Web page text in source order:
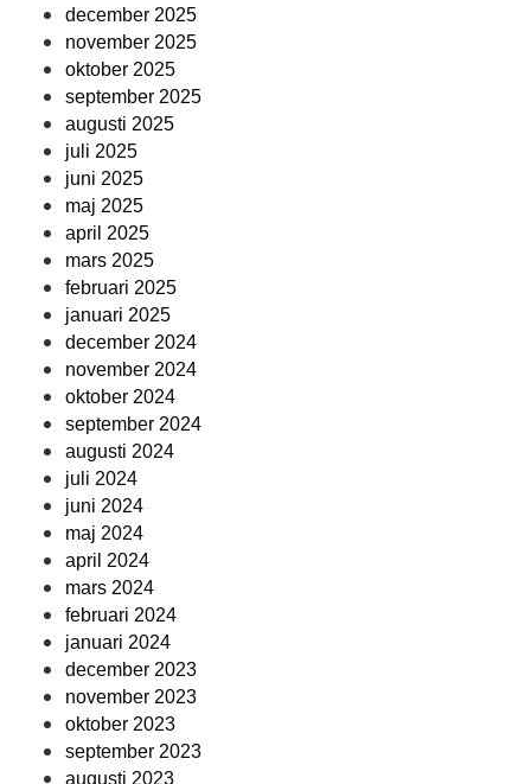
december 2025
november 2025
oktober 2025
september 2025
augusti 2025
juli 2025
juni 2025
maj 2025
april 2025
mars 2025
februari 2025
januari 2025
december 2024
november 2024
oktober 2024
september 2024
augusti 2024
juli 2024
juni 2024
maj 2024
april 2024
mars 2024
februari 2024
januari 2024
december 2023
november 2023
oktober 2023
september 2023
augusti 2023